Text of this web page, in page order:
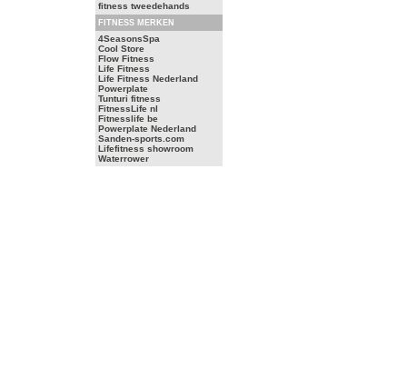
fitness tweedehands
FITNESS MERKEN
4SeasonsSpa
Cool Store
Flow Fitness
Life Fitness
Life Fitness Nederland
Powerplate
Tunturi fitness
FitnessLife nl
Fitnesslife be
Powerplate Nederland
Sanden-sports.com
Lifefitness showroom
Waterrower